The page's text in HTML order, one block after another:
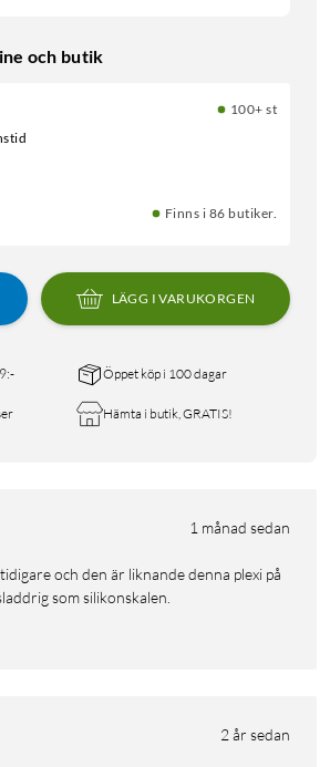
och butik
100+ st
Finns i 86 butiker.
LÄGG I VARUKORGEN
Öppet köp i 100 dagar
Hämta i butik, GRATIS!
1 månad sedan
som silikonskalen.
2 år sedan